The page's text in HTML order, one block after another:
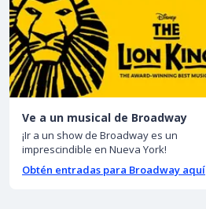
Ve a un musical de Broadway
¡Ir a un show de Broadway es un
imprescindible en Nueva York!
Obtén entradas para Broadway aquí